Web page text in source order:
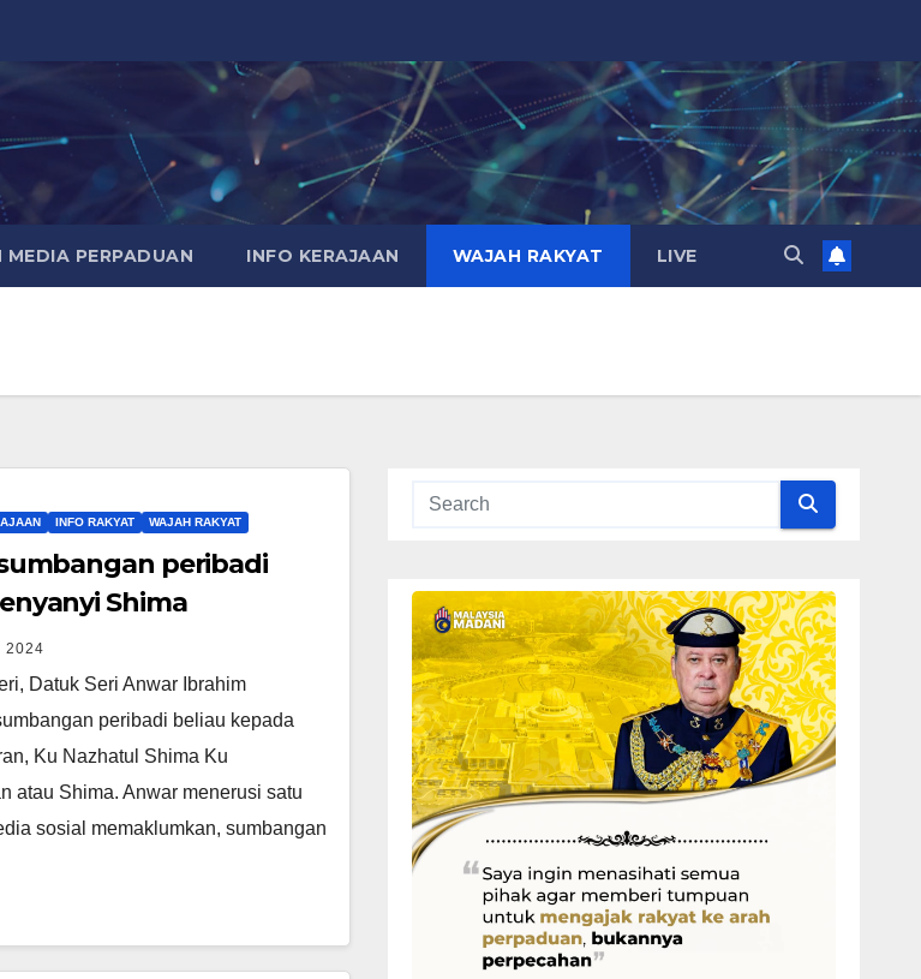
MEDIA PERPADUAN INFO KERAJAAN WAJAH RAKYAT LIVE
INFO RAKYAT WAJAH RAKYAT
peribadi
Shima
2024
Datuk Seri Anwar Ibrahim
peribadi beliau kepada
Ku Nazhatul Shima Ku
atau Shima. Anwar menerusi satu
sosial memaklumkan, sumbangan